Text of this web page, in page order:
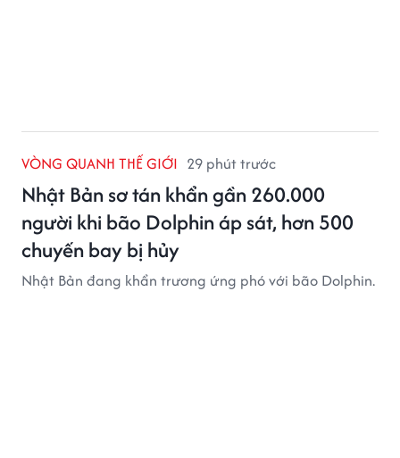
VÒNG QUANH THẾ GIỚI 29 phút trước
Nhật Bản sơ tán khẩn gần 260.000
người khi bão Dolphin áp sát, hơn 500
chuyến bay bị hủy
Nhật Bản đang khẩn trương ứng phó với bão Dolphin.